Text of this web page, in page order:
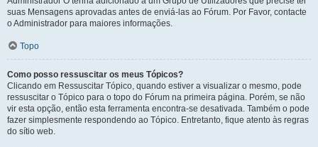
suas Mensagens aprovadas antes de enviá-las ao Fórum. Por Favor, contacte
o Administrador para maiores informações.
Topo
Como posso ressuscitar os meus Tópicos?
Clicando em Ressuscitar Tópico, quando estiver a visualizar o mesmo, pode
ressuscitar o Tópico para o topo do Fórum na primeira página. Porém, se não
vir esta opção, então esta ferramenta encontra-se desativada. Também o pode
fazer simplesmente respondendo ao Tópico. Entretanto, fique atento às regras
do sítio web.